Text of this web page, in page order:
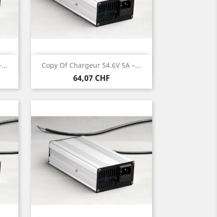
Copy Of Chargeur 54.6V 5A –...
Prezzo
64,07 CHF
Anteprima